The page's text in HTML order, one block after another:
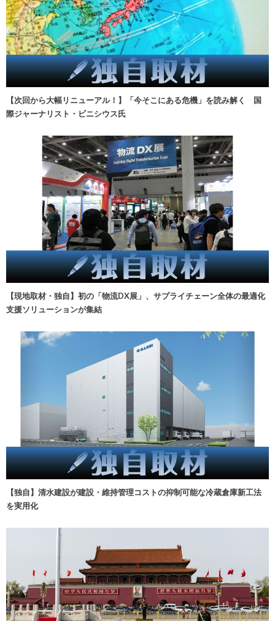
【次回から大幅リニューアル！】「今そこにある危機」を読み解く 国
際ジャーナリスト・ビニシウス氏
【現地取材・独自】初の「物流DX展」、サプライチェーン全体の最適化
支援ソリューションが集結
【独自】清水建設が建設・維持管理コストの抑制可能な冷蔵倉庫新工法
を実用化